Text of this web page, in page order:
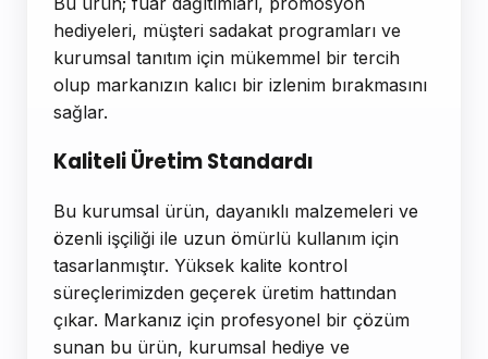
hediyeleri, müşteri sadakat programları ve
kurumsal tanıtım için mükemmel bir tercih
olup markanızın kalıcı bir izlenim bırakmasını
sağlar.
Kaliteli Üretim Standardı
Bu kurumsal ürün, dayanıklı malzemeleri ve
özenli işçiliği ile uzun ömürlü kullanım için
tasarlanmıştır. Yüksek kalite kontrol
süreçlerimizden geçerek üretim hattından
çıkar. Markanız için profesyonel bir çözüm
sunan bu ürün, kurumsal hediye ve